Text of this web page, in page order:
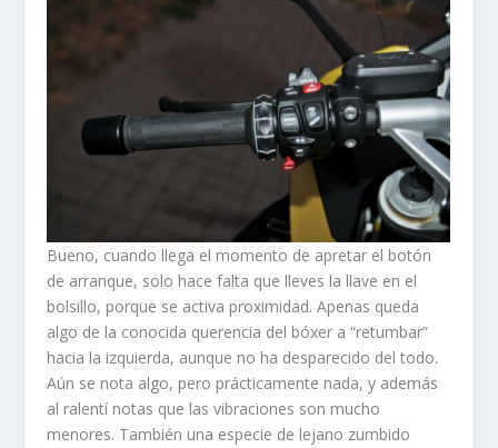
Bueno, cuando llega el momento de apretar el botón
de arranque, solo hace falta que lleves la llave en el
bolsillo, porque se activa proximidad. Apenas queda
algo de la conocida querencia del bóxer a “retumbar”
hacia la izquierda, aunque no ha desparecido del todo.
Aún se nota algo, pero prácticamente nada, y además
al ralentí notas que las vibraciones son mucho
menores. También una especie de lejano zumbido